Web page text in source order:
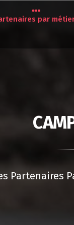
par
Partenaires